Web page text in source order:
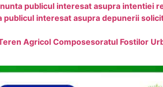
anunta publicul interesat asupra intentiei
publicul interesat asupra depunerii
Agricol Composesoratul Fostilor